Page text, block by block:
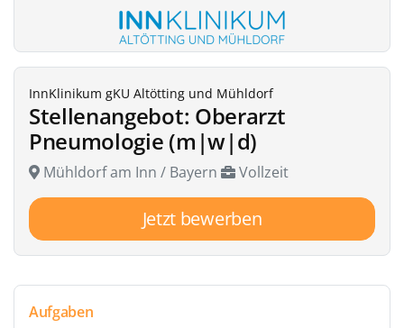
InnKlinikum gKU Altötting und Mühldorf
Stellenangebot: Oberarzt
Pneumologie (m|w|d)
Mühldorf am Inn / Bayern Vollzeit
Jetzt bewerben
Aufgaben